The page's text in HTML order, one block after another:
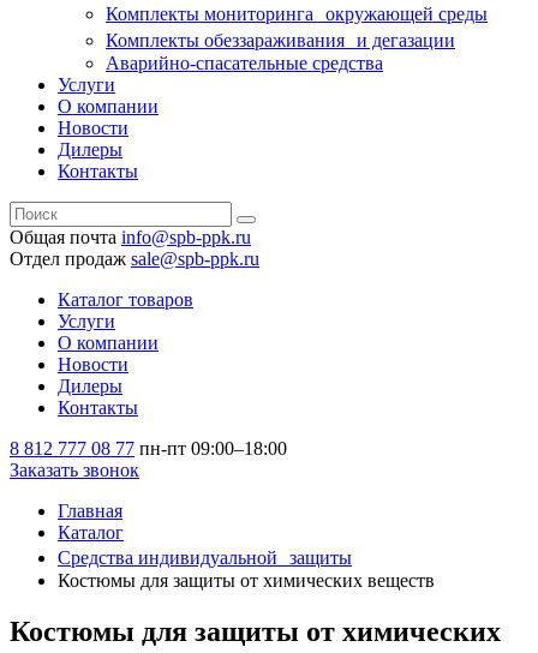
Комплекты мониторинга окружающей среды
Комплекты обеззараживания и дегазации
Аварийно-спасательные средства
Услуги
О компании
Новости
Дилеры
Контакты
Общая почта info@spb-ppk.ru
Отдел продаж sale@spb-ppk.ru
Каталог товаров
Услуги
О компании
Новости
Дилеры
Контакты
8 812 777 08 77 пн-пт 09:00–18:00
Заказать звонок
Главная
Каталог
Средства индивидуальной защиты
Костюмы для защиты от химических веществ
Костюмы для защиты от химических